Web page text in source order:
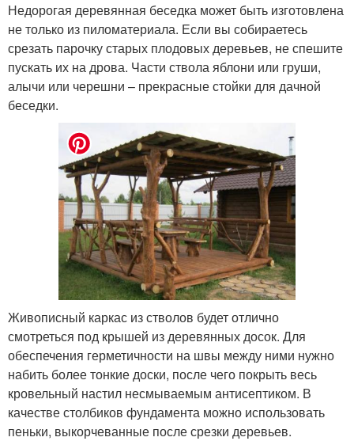
Недорогая деревянная беседка может быть изготовлена
не только из пиломатериала. Если вы собираетесь
срезать парочку старых плодовых деревьев, не спешите
пускать их на дрова. Части ствола яблони или груши,
алычи или черешни – прекрасные стойки для дачной
беседки.
Живописный каркас из стволов будет отлично
смотреться под крышей из деревянных досок. Для
обеспечения герметичности на швы между ними нужно
набить более тонкие доски, после чего покрыть весь
кровельный настил несмываемым антисептиком. В
качестве столбиков фундамента можно использовать
пеньки, выкорчеванные после срезки деревьев.